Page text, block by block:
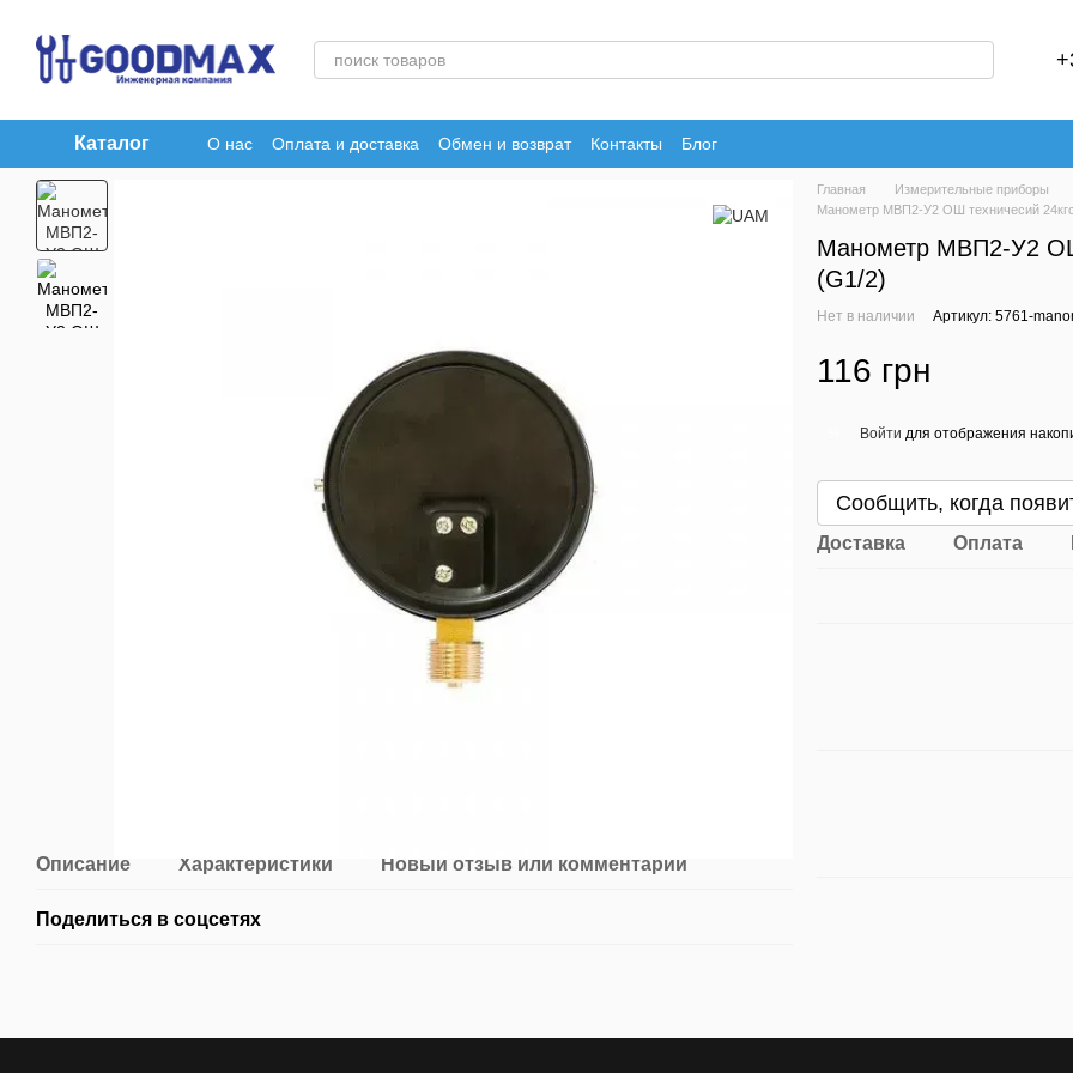
Каталог О нас Оплата и доставка Обмен и возврат Контакты Блог
Описание Характеристики Новый отзыв или комментарий
Поделиться в соцсетях
Главная Измерительные приборы
Манометр МВП2-У2 ОШ техничесий
Манометр МВП2-У2 ОШ
(G1/2)
Нет в наличии Артикул: 5761-
116 грн
Войти для отображения
Сообщить, когда
Доставка Оплата